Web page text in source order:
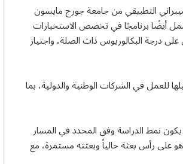
التطبيقي من جامعة جورج مايسون
لمدة 6 أشهر، ويبدأ في أغسطس 2026، فيما يشمل أيضًا برنامجًا في تخصص الاستخبارات
البرامج الحصول على درجة البكالوريوس ذات الصلة، واجتياز
للعمل في الشركات الوطنية والدولية، بما
نمط الدراسة وفق المحدد في المسار
هو على رأس بعثة حالياً وبعثته مستمرة، مع